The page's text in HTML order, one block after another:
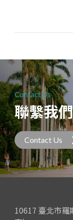
Contact Us
聯繫我們
Contact Us
10617 臺北市羅